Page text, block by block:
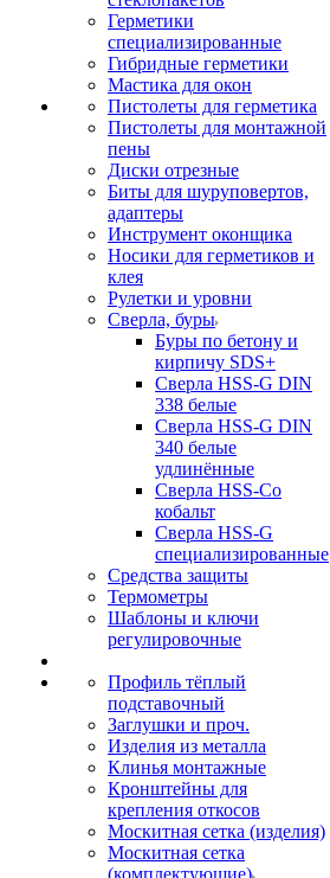
Герметики
специализированные
Гибридные герметики
Мастика для окон
Пистолеты для герметика
Пистолеты для монтажной
пены
Диски отрезные
Биты для шуруповертов,
адаптеры
Инструмент оконщика
Носики для герметиков и
клея
Рулетки и уровни
Сверла, буры
Буры по бетону и
кирпичу SDS+
Сверла HSS-G DIN
338 белые
Сверла HSS-G DIN
340 белые
удлинённые
Сверла HSS-Co
кобальт
Сверла HSS-G
специализированные
Средства защиты
Термометры
Шаблоны и ключи
регулировочные
Профиль тёплый
подставочный
Заглушки и проч.
Изделия из металла
Клинья монтажные
Кронштейны для
крепления откосов
Москитная сетка (изделия)
Москитная сетка
(комплектующие)